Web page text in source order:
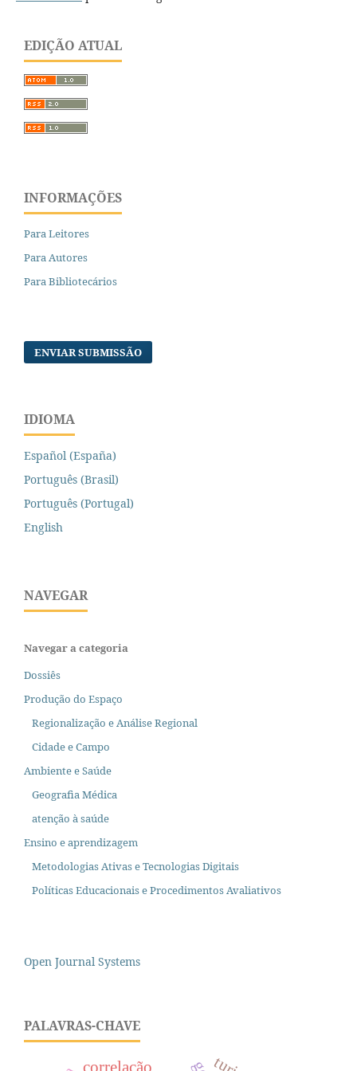
EDIÇÃO ATUAL
INFORMAÇÕES
Para Leitores
Para Autores
Para Bibliotecários
ENVIAR SUBMISSÃO
IDIOMA
Español (España)
Português (Brasil)
Português (Portugal)
English
NAVEGAR
Navegar a categoria
Dossiês
Produção do Espaço
Regionalização e Análise Regional
Cidade e Campo
Ambiente e Saúde
Geografia Médica
atenção à saúde
Ensino e aprendizagem
Metodologias Ativas e Tecnologias Digitais
Políticas Educacionais e Procedimentos Avaliativos
Open Journal Systems
PALAVRAS-CHAVE
correlação